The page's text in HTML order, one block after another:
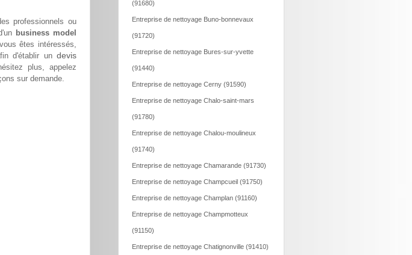
professionnels ou
business model
êtes intéressés,
d'établir un devis
plus, appelez
sur demande.
(91680)
Entreprise de nettoyage Buno-bonnevaux
(91720)
Entreprise de nettoyage Bures-sur-yvette
(91440)
Entreprise de nettoyage Cerny (91590)
Entreprise de nettoyage Chalo-saint-mars
(91780)
Entreprise de nettoyage Chalou-moulineux
(91740)
Entreprise de nettoyage Chamarande (91730)
Entreprise de nettoyage Champcueil (91750)
Entreprise de nettoyage Champlan (91160)
Entreprise de nettoyage Champmotteux
(91150)
Entreprise de nettoyage Chatignonville (91410)